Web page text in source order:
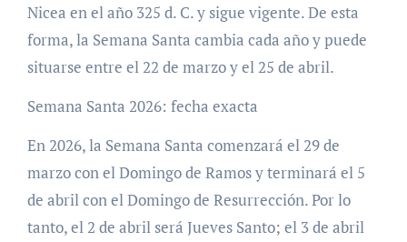
Nicea en el año 325 d. C. y sigue vigente. De esta
forma, la Semana Santa cambia cada año y puede
situarse entre el 22 de marzo y el 25 de abril.
Semana Santa 2026: fecha exacta
En 2026, la Semana Santa comenzará el 29 de
marzo con el Domingo de Ramos y terminará el 5
de abril con el Domingo de Resurrección. Por lo
tanto, el 2 de abril será Jueves Santo; el 3 de abril